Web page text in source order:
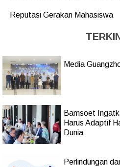
Reputasi Gerakan Mahasiswa
Media
Bamsoet
Harus Adaptif
Dunia
Perlindungan